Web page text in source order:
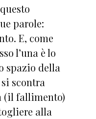
parole:
E, come
l’una è lo
spazio della
scontra
(il fallimento)
alla